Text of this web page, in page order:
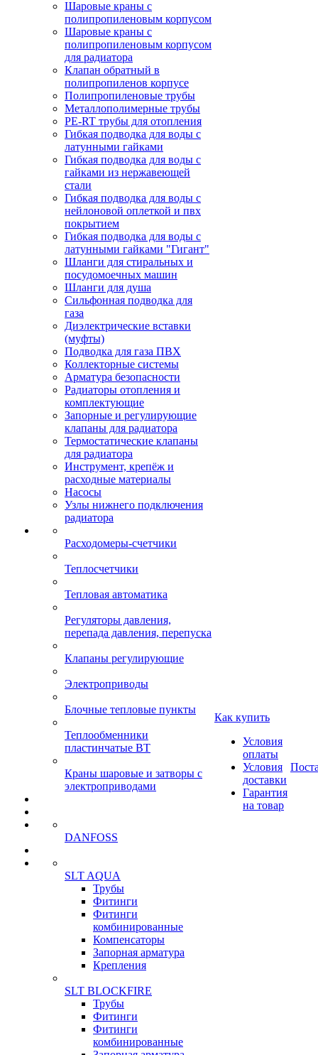
Шаровые краны с
полипропиленовым корпусом
Шаровые краны с
полипропиленовым корпусом
для радиатора
Клапан обратный в
полипропиленов корпусе
Полипропиленовые трубы
Металлополимерные трубы
PE-RT трубы для отопления
Гибкая подводка для воды с
латунными гайками
Гибкая подводка для воды с
гайками из нержавеющей
стали
Гибкая подводка для воды с
нейлоновой оплеткой и пвх
покрытием
Гибкая подводка для воды с
латунными гайками "Гигант"
Шланги для стиральных и
посудомоечных машин
Шланги для душа
Сильфонная подводка для
газа
Диэлектрические вставки
(муфты)
Подводка для газа ПВХ
Коллекторные системы
Арматура безопасности
Радиаторы отопления и
комплектующие
Запорные и регулирующие
клапаны для радиатора
Термостатические клапаны
для радиатора
Инструмент, крепёж и
расходные материалы
Насосы
Узлы нижнего подключения
радиатора
Расходомеры-счетчики
Теплосчетчики
Тепловая автоматика
Регуляторы давления,
перепада давления, перепуска
Клапаны регулирующие
Электроприводы
Блочные тепловые пункты
Теплообменники
пластинчатые ВТ
Краны шаровые и затворы с
электроприводами
DANFOSS
SLT AQUA
Трубы
Фитинги
Фитинги
комбинированные
Компенсаторы
Запорная арматура
Крепления
SLT BLOCKFIRE
Трубы
Фитинги
Фитинги
комбинированные
Как купить
Условия
оплаты
Условия
доставки
Гарантия
на товар